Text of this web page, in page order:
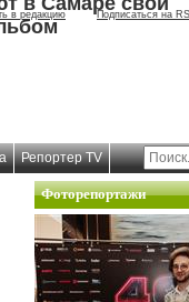
в редакцию Подписаться на
Репортер TV
Фоторепортажи